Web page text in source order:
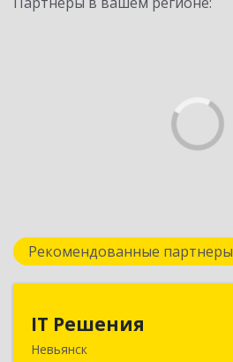
Рекомендованные партнеры
IT Решения
Невьянск